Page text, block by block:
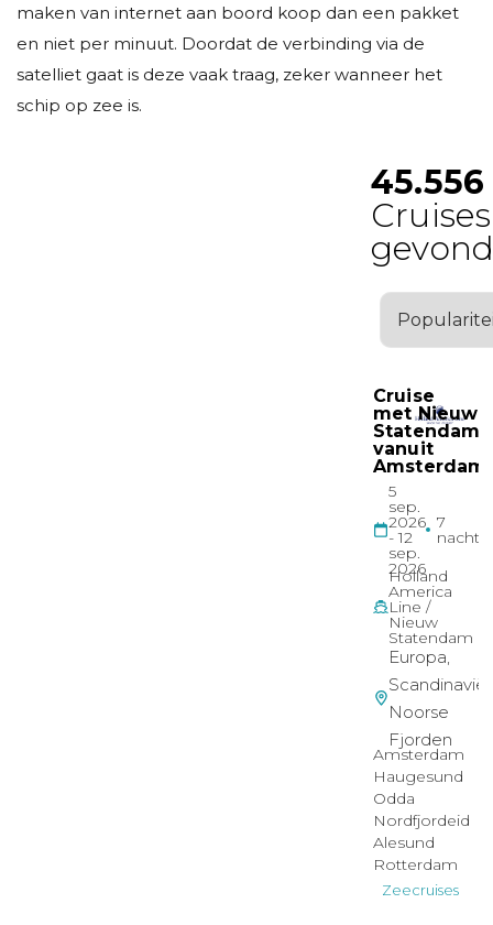
maken van internet aan boord koop dan een pakket
en niet per minuut. Doordat de verbinding via de
satelliet gaat is deze vaak traag, zeker wanneer het
schip op zee is.